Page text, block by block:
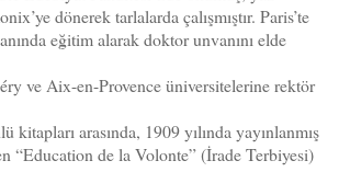
dönerek tarlalarda çalışmıştır. Paris’te
eğitim alarak doktor unvanını elde
ve Aix-en-Provence üniversitelerine rektör
kitapları arasında, 1909 yılında yayınlanmış
“Education de la Volonte” (İrade Terbiyesi)